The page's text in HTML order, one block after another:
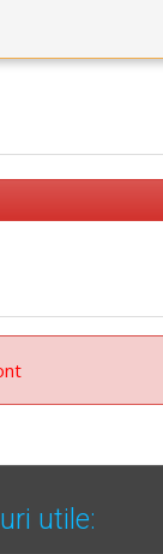
utile: